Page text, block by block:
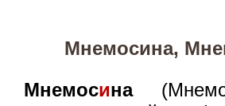
Мнемосина,
Мнемосина